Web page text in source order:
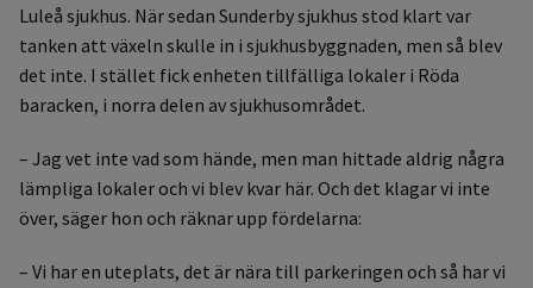
Luleå sjukhus. När sedan Sunderby sjukhus stod klart var
tanken att växeln skulle in i sjukhusbyggnaden, men så blev
det inte. I stället fick enheten tillfälliga lokaler i Röda
baracken, i norra delen av sjukhusområdet.
– Jag vet inte vad som hände, men man hittade aldrig några
lämpliga lokaler och vi blev kvar här. Och det klagar vi inte
över, säger hon och räknar upp fördelarna:
– Vi har en uteplats, det är nära till parkeringen och så har vi